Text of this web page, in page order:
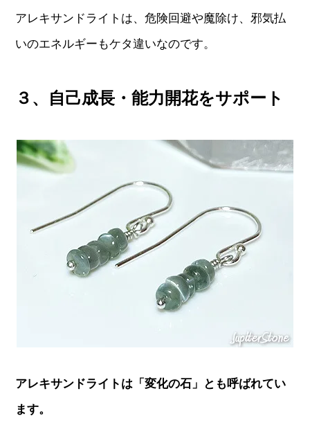
アレキサンドライトは、危険回避や魔除け、邪気払
いのエネルギーもケタ違いなのです。
３、自己成長・能力開花をサポート
アレキサンドライトは「変化の石」とも呼ばれてい
ます。